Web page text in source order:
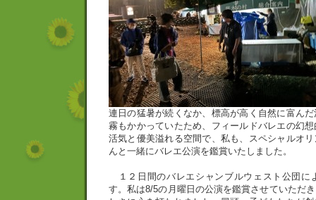
連日の猛暑が続くなか、標高が高く自然に富ん
霧もかかっていたため、フィールドバレエの幻
活気と優美溢れる空間で、私も、スペシャルオ
んと一緒にバレエ公演を鑑賞いたしました。
１２日間のバレエシャンブルウェスト公団に
す。私は8/5の月曜日の公演を鑑賞させていただ